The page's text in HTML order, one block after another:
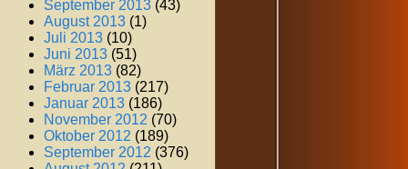
September 2013 (43)
August 2013 (1)
Juli 2013 (10)
Juni 2013 (51)
März 2013 (82)
Februar 2013 (217)
Januar 2013 (186)
November 2012 (70)
Oktober 2012 (189)
September 2012 (376)